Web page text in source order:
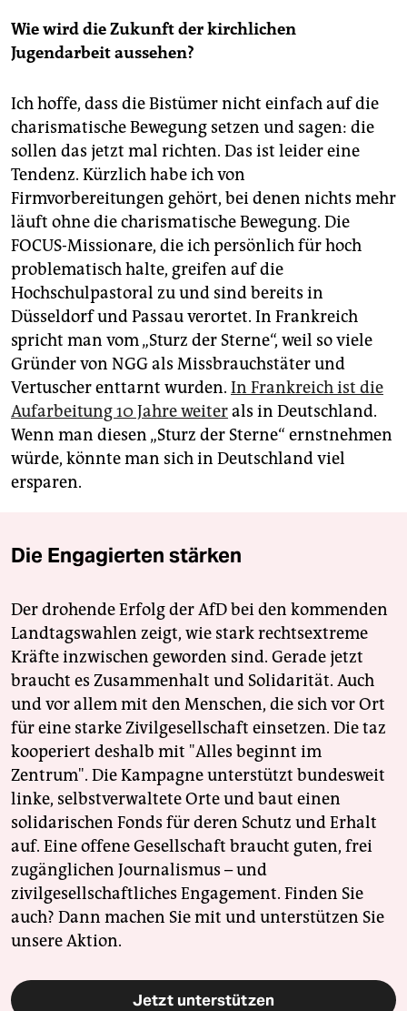
Wie wird die Zukunft der kirchlichen
Jugendarbeit aussehen?
Ich hoffe, dass die Bistümer nicht einfach auf die
charismatische Bewegung setzen und sagen: die
sollen das jetzt mal richten. Das ist leider eine
Tendenz. Kürzlich habe ich von
Firmvorbereitungen gehört, bei denen nichts mehr
läuft ohne die charismatische Bewegung. Die
FOCUS-Missionare, die ich persönlich für hoch
problematisch halte, greifen auf die
Hochschulpastoral zu und sind bereits in
Düsseldorf und Passau verortet. In Frankreich
spricht man vom „Sturz der Sterne“, weil so viele
Gründer von NGG als Missbrauchstäter und
Vertuscher enttarnt wurden. In Frankreich ist die
Aufarbeitung 10 Jahre weiterals in Deutschland.
Wenn man diesen „Sturz der Sterne“ ernstnehmen
würde, könnte man sich in Deutschland viel
ersparen.
Die Engagierten stärken
Der drohende Erfolg der AfD bei den kommenden
Landtagswahlen zeigt, wie stark rechtsextreme
Kräfte inzwischen geworden sind. Gerade jetzt
braucht es Zusammenhalt und Solidarität. Auch
und vor allem mit den Menschen, die sich vor Ort
für eine starke Zivilgesellschaft einsetzen. Die taz
kooperiert deshalb mit "Alles beginnt im
Zentrum". Die Kampagne unterstützt bundesweit
linke, selbstverwaltete Orte und baut einen
solidarischen Fonds für deren Schutz und Erhalt
auf. Eine offene Gesellschaft braucht guten, frei
zugänglichen Journalismus – und
zivilgesellschaftliches Engagement. Finden Sie
auch? Dann machen Sie mit und unterstützen Sie
unsere Aktion.
Jetzt unterstützen